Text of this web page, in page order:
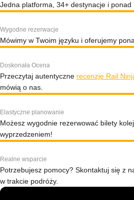
Jedna platforma, 34+ destynacje i ponad
Wygodne rezerwacje
Mówimy w Twoim języku i oferujemy
Doskonała Ocena
Przeczytaj autentyczne recenzje Rail
mówią o nas.
Elastyczne planowanie
Możesz wygodnie rezerwować bilety
wyprzedzeniem!
Realne wsparcie
Potrzebujesz pomocy? Skontaktuj się z
w trakcie podróży.